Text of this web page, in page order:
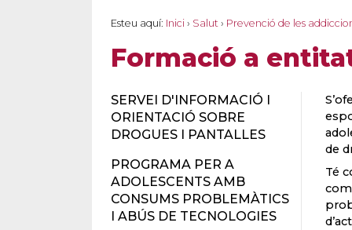
Esteu aquí: Inici › Salut › Prevenció de les
Formació a
SERVEI D'INFORMACIÓ I
ORIENTACIÓ SOBRE
DROGUES I PANTALLES
PROGRAMA PER A
ADOLESCENTS AMB
CONSUMS PROBLEMÀTICS
I ABÚS DE TECNOLOGIES
de
Té